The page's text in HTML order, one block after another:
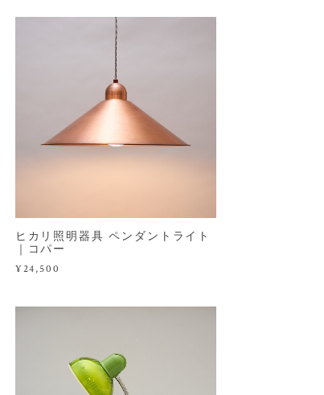
ヒカリ照明器具 ペンダントライト
｜コパー
¥24,500